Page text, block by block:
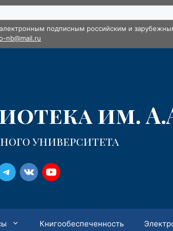
подписным российским и
nb@mail.ru
им.
университета
Книгообеспеченность